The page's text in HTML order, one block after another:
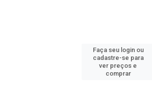
Faça seu login ou
cadastre-se para
ver preços e
comprar